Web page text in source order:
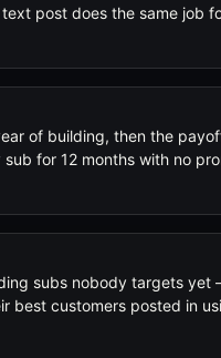
text post does the same job
of building, then the
for 12 months with no
subs nobody targets yet
best customers posted in